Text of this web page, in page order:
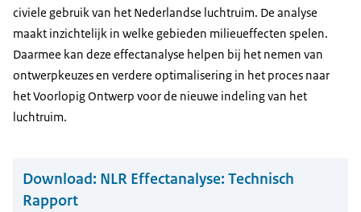
civiele gebruik van het Nederlandse luchtruim. De analyse
maakt inzichtelijk in welke gebieden milieueffecten spelen.
Daarmee kan deze effectanalyse helpen bij het nemen van
ontwerpkeuzes en verdere optimalisering in het proces naar
het Voorlopig Ontwerp voor de nieuwe indeling van het
luchtruim.
Download: NLR Effectanalyse: Technisch
Rapport